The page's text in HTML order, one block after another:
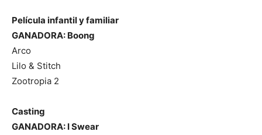
Película infantil y familiar
GANADORA: Boong
Arco
Lilo & Stitch
Zootropia 2
Casting
GANADORA: I Swear